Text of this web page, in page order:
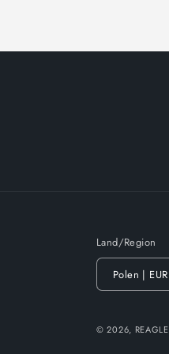
Land/Region
© 2026, REAGLE